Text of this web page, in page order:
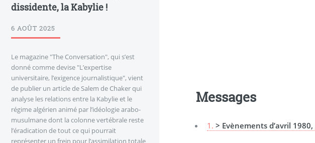
Messages
1. > Evènements d’avril 1980,
dissidente, la Kabylie !
6 AOÛT 2025
Le magazine "The Conversation", qui s’est
donné comme devise "L’expertise
universitaire, l’exigence journalistique", vient
de publier un article de Salem de Chaker qui
analyse les relations entre la Kabylie et le
régime algérien animé par l’idéologie arabo-
musulmane dont la colonne vertébrale reste
l’éradication de tout ce qui pourrait
représenter un frein pour l’assimilation totale